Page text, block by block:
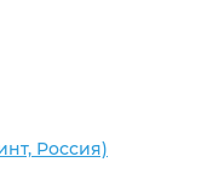
Россия)